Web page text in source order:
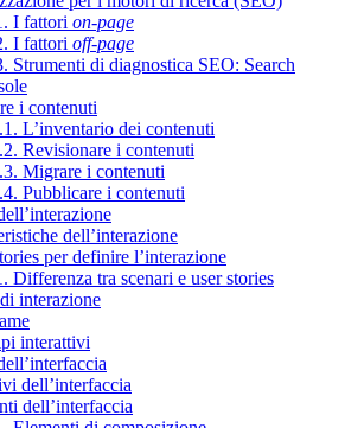
I fattori on-page
I fattori off-page
Strumenti di diagnostica SEO: Search
i contenuti
L’inventario dei contenuti
Revisionare i contenuti
Migrare i contenuti
Pubblicare i contenuti
dell’interazione
per definire l’interazione
Differenza tra scenari e user stories
interazione
interattivi
dell’interfaccia
dell’interfaccia